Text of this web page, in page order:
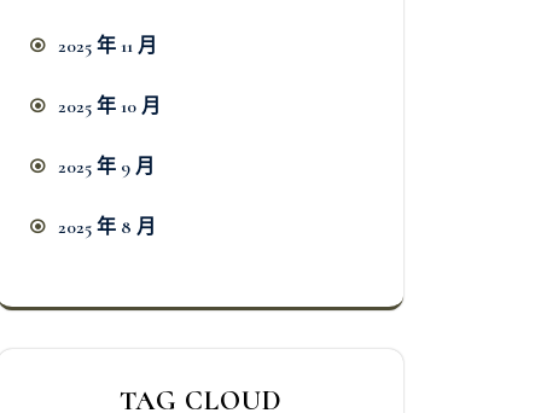
2025 年 11 月
2025 年 10 月
2025 年 9 月
2025 年 8 月
TAG CLOUD